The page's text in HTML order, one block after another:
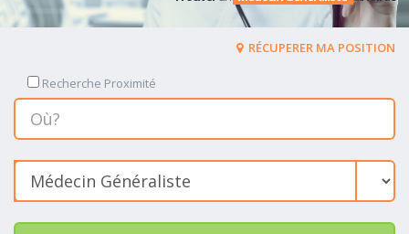
RÉCUPERER MA POSITION
Recherche Proximité